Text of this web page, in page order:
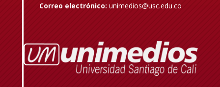
Correo electrónico: unimedios@usc.edu.co